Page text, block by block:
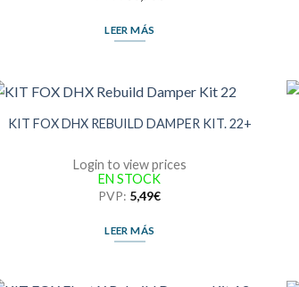
LEER MÁS
KIT FOX DHX REBUILD DAMPER KIT. 22+
Login to view prices
EN STOCK
PVP: 5,49€
LEER MÁS